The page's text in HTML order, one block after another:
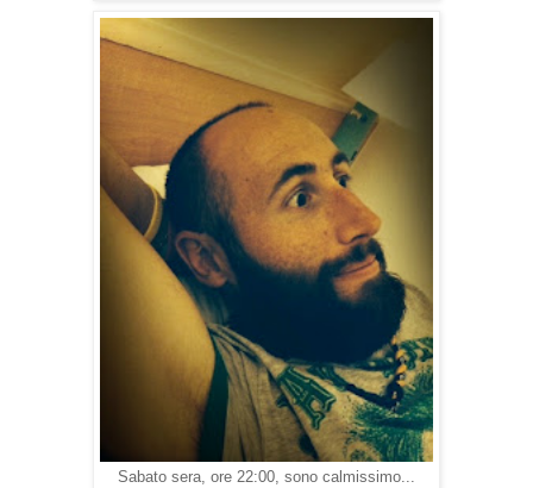
Sabato sera, ore 22:00, sono calmissimo...